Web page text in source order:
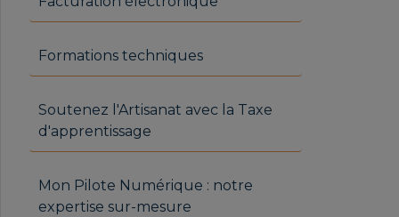
Formations techniques
Soutenez l'Artisanat avec la Taxe
d'apprentissage
Mon Pilote Numérique : notre
expertise sur-mesure